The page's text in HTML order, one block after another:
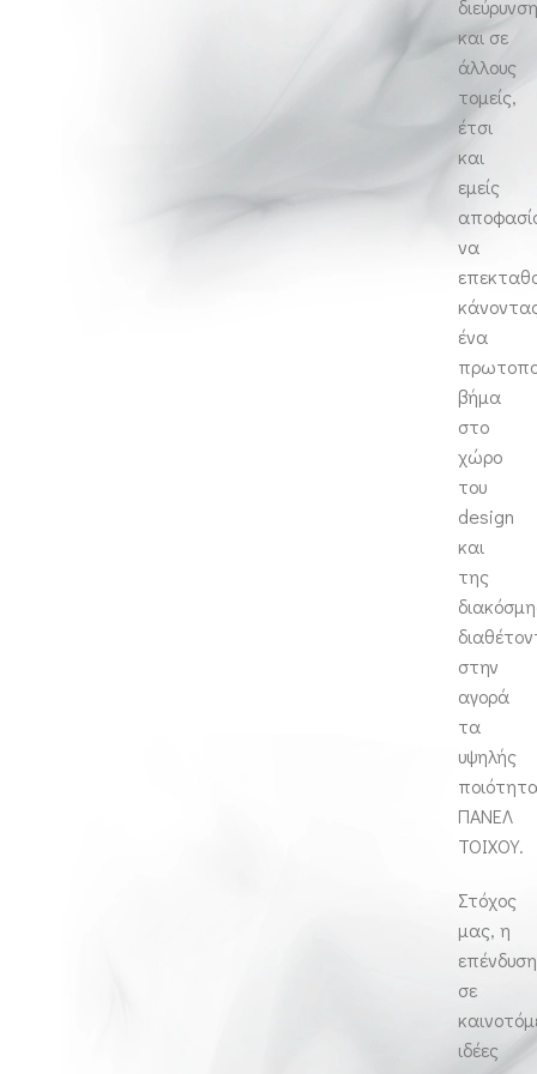
και σε
άλλους
τομείς,
έτσι
και
εμείς
να
ένα
βήμα
στο
χώρο
του
design
και
της
στην
αγορά
τα
υψηλής
ΠΑΝΕΛ
ΤΟΙΧΟΥ.
Στόχος
μας, η
επένδυση
σε
ιδέες